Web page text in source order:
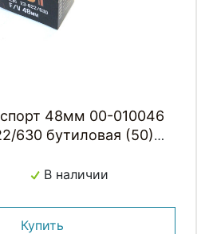
630 бутиловая (50)
В наличии
Купить